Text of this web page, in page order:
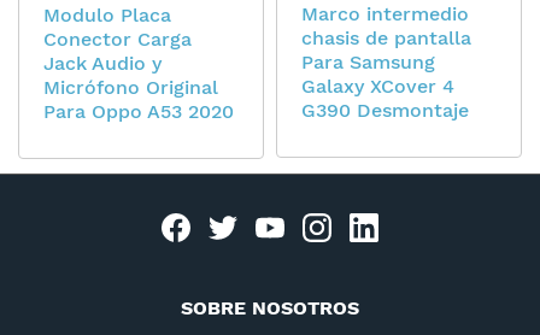
Modulo Placa
Conector Carga
Jack Audio y
Micrófono Original
Para Oppo A53 2020
Marco intermedio
chasis de pantalla
Para Samsung
Galaxy XCover 4
G390 Desmontaje
Facebook
twitteryoutubeinstagram
SOBRE NOSOTROS